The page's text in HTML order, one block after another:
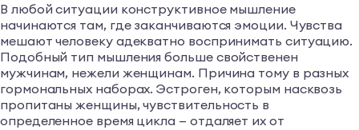
В любой ситуации конструктивное мышление
начинаются там, где заканчиваются эмоции. Чувства
мешают человеку адекватно воспринимать ситуацию.
Подобный тип мышления больше свойственен
мужчинам, нежели женщинам. Причина тому в разных
гормональных наборах. Эстроген, которым насквозь
пропитаны женщины, чувствительность в
определенное время цикла — отдаляет их от